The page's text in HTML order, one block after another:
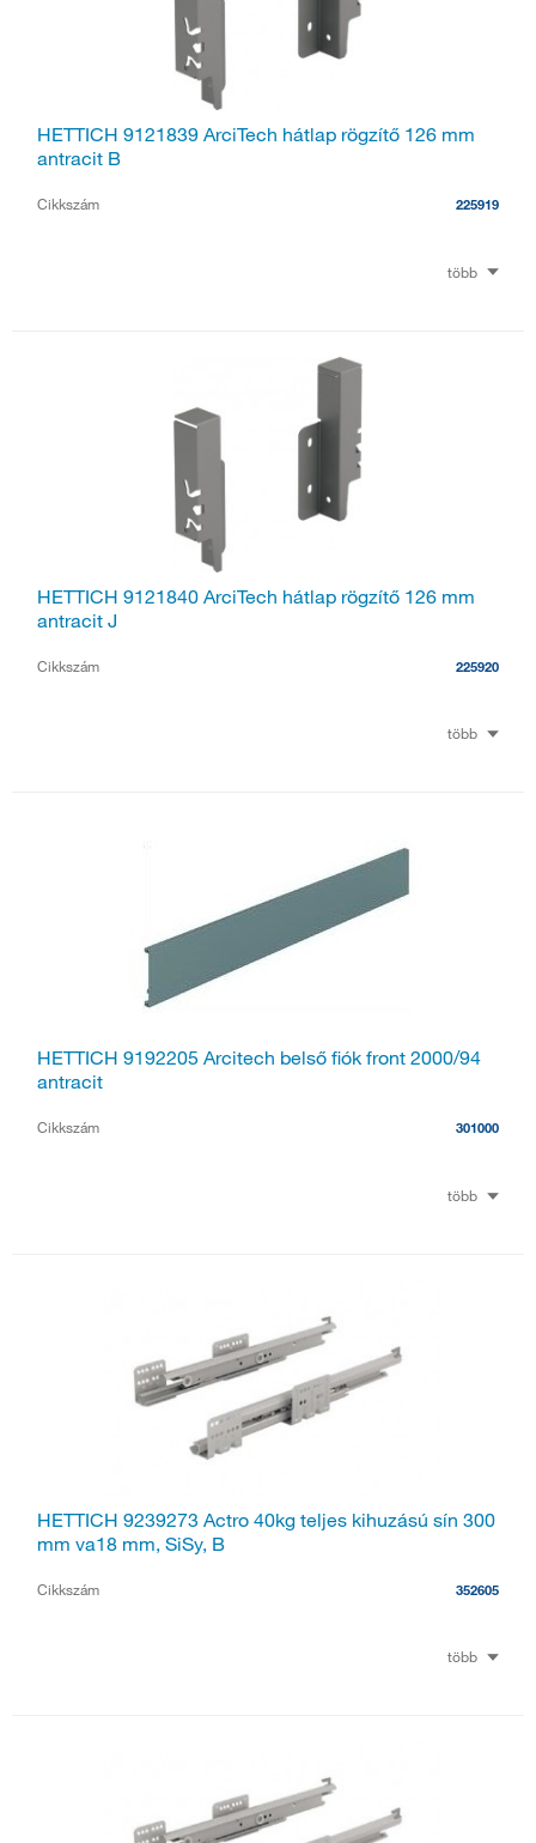
HETTICH 9121839 ArciTech hátlap rögzítő 126 mm
antracit B
Cikkszám 225919
több
HETTICH 9121840 ArciTech hátlap rögzítő 126 mm
antracit J
Cikkszám 225920
több
HETTICH 9192205 Arcitech belső fiók front 2000/94
antracit
Cikkszám 301000
több
HETTICH 9239273 Actro 40kg teljes kihuzású sín 300
mm va18 mm, SiSy, B
Cikkszám 352605
több